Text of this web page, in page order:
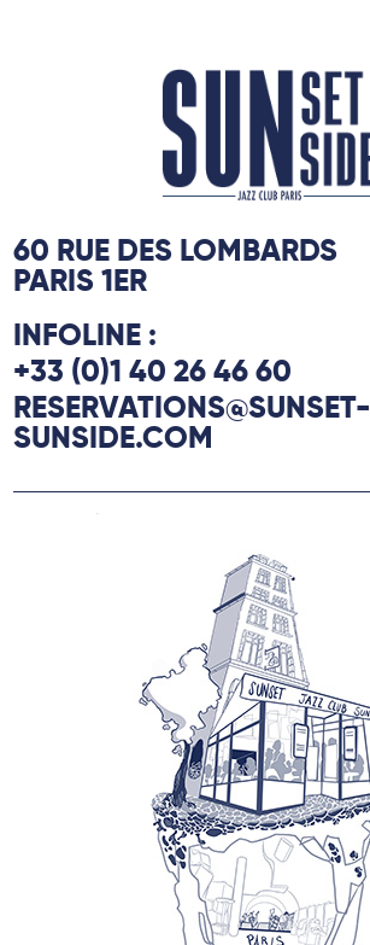
60 RUE DES LOMBARDS
PARIS 1ER
INFOLINE :
+33 (0)1 40 26 46 60
RESERVATIONS@SUNSET-
SUNSIDE.COM